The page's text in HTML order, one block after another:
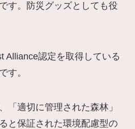
す。防災グッズとしても役
Alliance認定を取得している
す。
「適切に管理された森林」
と保証された環境配慮型の